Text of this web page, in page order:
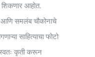
शिकणार आहोत.
समलंब चौकोनाचे
साहित्याचा फोटो
स्वतः कृती करून